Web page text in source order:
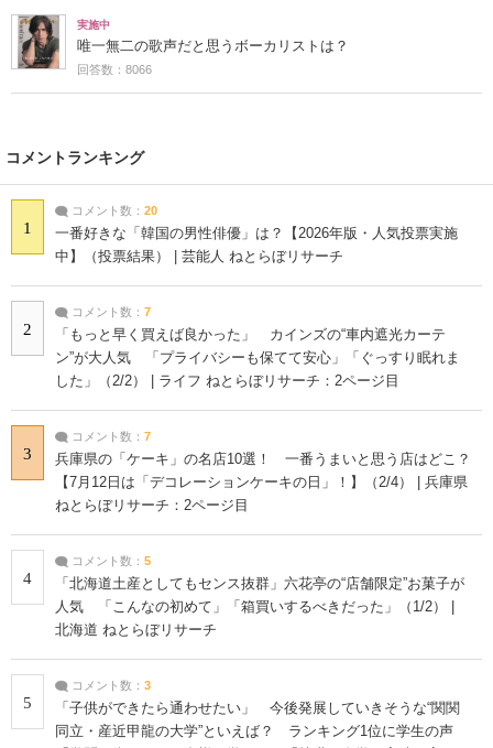
実施中
唯一無二の歌声だと思うボーカリストは？
回答数：8066
コメントランキング
1
コメント数： 20
一番好きな「韓国の男性俳優」は？【2026年版・人気投票実施
中】（投票結果） | 芸能人 ねとらぼリサーチ
2
コメント数： 7
「もっと早く買えば良かった」 カインズの“車内遮光カーテ
ン”が大人気 「プライバシーも保てて安心」「ぐっすり眠れま
した」（2/2） | ライフ ねとらぼリサーチ：2ページ目
3
コメント数： 7
兵庫県の「ケーキ」の名店10選！ 一番うまいと思う店はどこ？
【7月12日は「デコレーションケーキの日」！】（2/4） | 兵庫県
ねとらぼリサーチ：2ページ目
4
コメント数： 5
「北海道土産としてもセンス抜群」六花亭の“店舗限定”お菓子が
人気 「こんなの初めて」「箱買いするべきだった」（1/2） |
北海道 ねとらぼリサーチ
5
コメント数： 3
「子供ができたら通わせたい」 今後発展していきそうな“関関
同立・産近甲龍の大学”といえば？ ランキング1位に学生の声